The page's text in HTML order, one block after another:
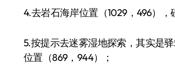
4.去岩石海岸位置（1029，496）
5.按提示去迷雾湿地探索，其实是
位置（869，944）；